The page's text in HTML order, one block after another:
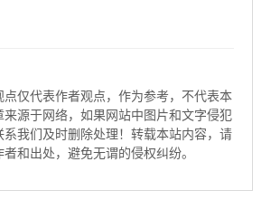
点仅代表作者观点，作为参考，不代表本
来源于网络，如果网站中图片和文字侵犯
系我们及时删除处理！转载本站内容，请
和出处，避免无谓的侵权纠纷。